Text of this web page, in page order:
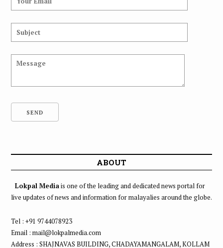
ABOUT
Lokpal Media is one of the leading and dedicated news portal for
live updates of news and information for malayalies around the globe.
Tel : +91 9744078923
Email : mail@lokpalmedia.com
Address : SHAJNAVAS BUILDING, CHADAYAMANGALAM, KOLLAM